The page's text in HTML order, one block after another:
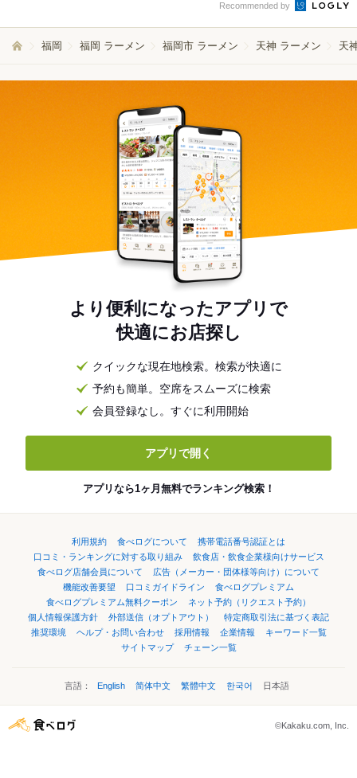
Recommended by
福岡 福岡 ラーメン 福岡市 ラーメン 天神 ラーメン 天
より便利になったアプリで
快適にお店探し
クイックな現在地検索。検索が快適に
予約も簡単。空席をスムーズに検索
会員登録なし。すぐに利用開始
アプリで開く
アプリなら1ヶ月無料でランキング検索！
利用規約 食べログについて
携帯電話番号認証とは
口コミ・ランキングに対する取り組み
飲食店・飲食企業様向けサービス
食べログ店舗会員について
広告（メーカー・団体様等向け）について
機能改善要望
口コミガイドライン
食べログプレミアム
食べログプレミアム無料クーポン
ネット予約（リクエスト予約）
個人情報保護方針
外部送信（オプトアウト）
特定商取引法に基づく表記
推奨環境
ヘルプ・お問い合わせ 採用情報 企業情報
キーワード一覧
サイトマップ
チェーン一覧
言語： English 简体中文 繁體中文 한국어 日本語
©Kakaku.com, Inc.